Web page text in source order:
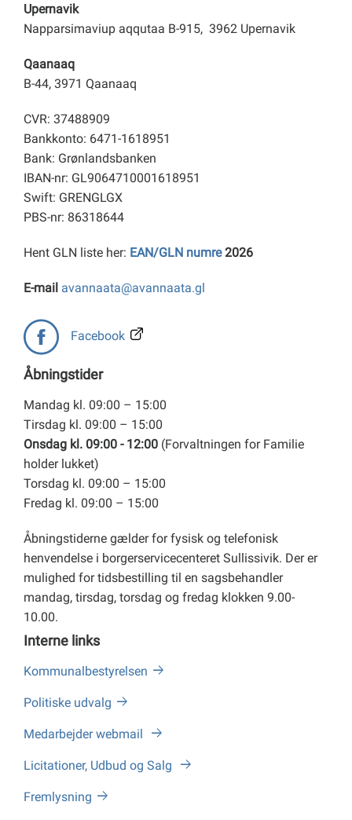
Upernavik
Napparsimaviup aqqutaa B-915, 3962 Upernavik
Qaanaaq
B-44, 3971 Qaanaaq
CVR: 37488909
Bankkonto: 6471-1618951
Bank: Grønlandsbanken
IBAN-nr: GL9064710001618951
Swift: GRENGLGX
PBS-nr: 86318644
Hent GLN liste her: EAN/GLN numre2026
E-mail avannaata@avannaata.gl
Facebook
Åbningstider
Mandag kl. 09:00 – 15:00
Tirsdag kl. 09:00 – 15:00
Onsdag kl. 09:00 - 12:00 (Forvaltningen for Familie
holder lukket)
Torsdag kl. 09:00 – 15:00
Fredag kl. 09:00 – 15:00
Åbningstiderne gælder for fysisk og telefonisk
henvendelse i borgerservicecenteret Sullissivik. Der er
mulighed for tidsbestilling til en sagsbehandler
mandag, tirsdag, torsdag og fredag klokken 9.00-
10.00.
Interne links
Kommunalbestyrelsen
Politiske udvalg
Medarbejder webmail
Licitationer, Udbud og Salg
Fremlysning